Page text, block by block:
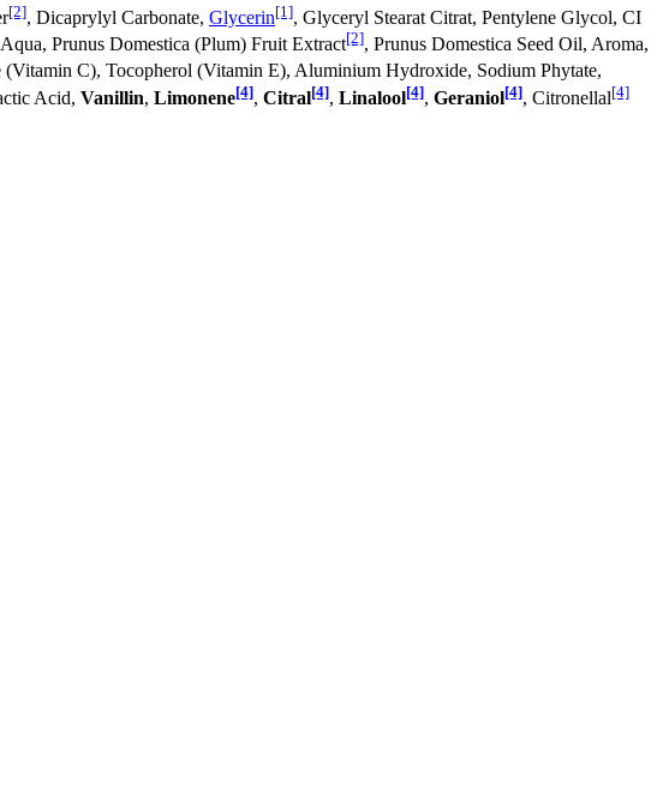
[2], Dicaprylyl Carbonate, Glycerin[1], Glyceryl Stearat Citrat, Pentylene Glycol, CI
Prunus Domestica (Plum) Fruit Extract[2], Prunus Domestica Seed Oil, Aroma,
(Vitamin C), Tocopherol (Vitamin E), Aluminium Hydroxide, Sodium Phytate,
Acid, Vanillin, Limonene[4], Citral[4], Linalool[4], Geraniol[4], Citronellal[4]